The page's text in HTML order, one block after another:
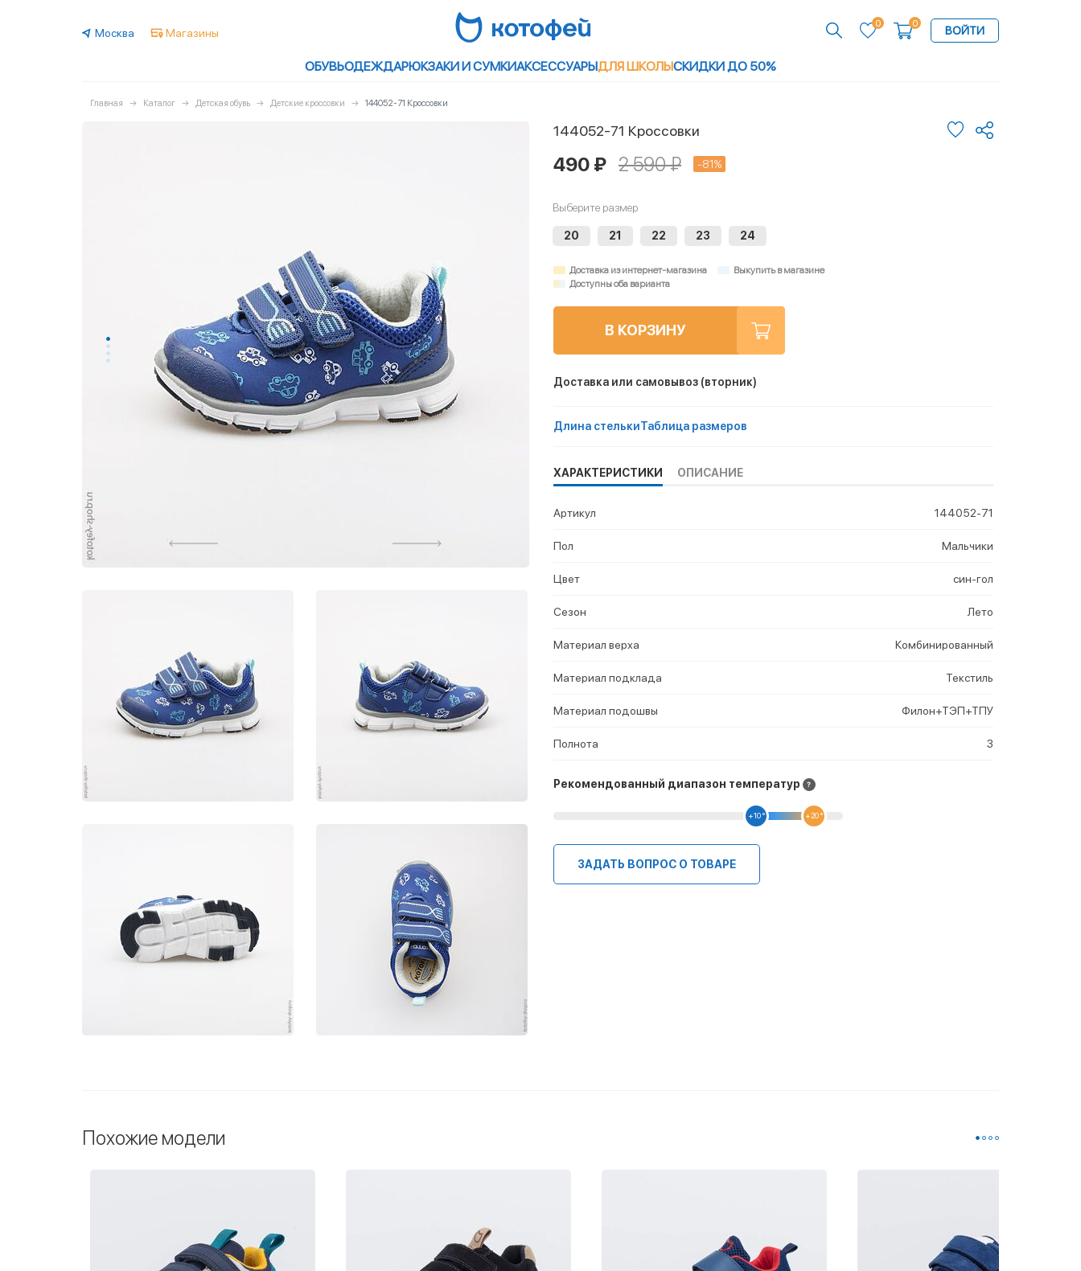
Москва Магазины
0 0
ВОЙТИ
ОБУВЬОДЕЖДАРЮКЗАКИ И СУМКИАКСЕССУАРЫДЛЯ ШКОЛЫСКИДКИ ДО 50%
Главная Каталог Детская обувь Детские кроссовки 144052-71 Кроссовки
144052-71 Кроссовки
490 ₽ 2 590 ₽ -81%
Выберите размер
20 21 22 23 24
Доставка из интернет-магазина
Выкупить в магазине
Доступны оба варианта
В КОРЗИНУ
Доставка или самовывоз (вторник)
Длина стелькиТаблица размеров
ХАРАКТЕРИСТИКИ ОПИСАНИЕ
Артикул 144052-71
Пол Мальчики
Цвет син-гол
Сезон Лето
Материал верха Комбинированный
Материал подклада Текстиль
Материал подошвы Филон+ТЭП+ТПУ
Полнота 3
Рекомендованный диапазон температур
+10 ° +20 °
ЗАДАТЬ ВОПРОС О ТОВАРЕ
Похожие модели